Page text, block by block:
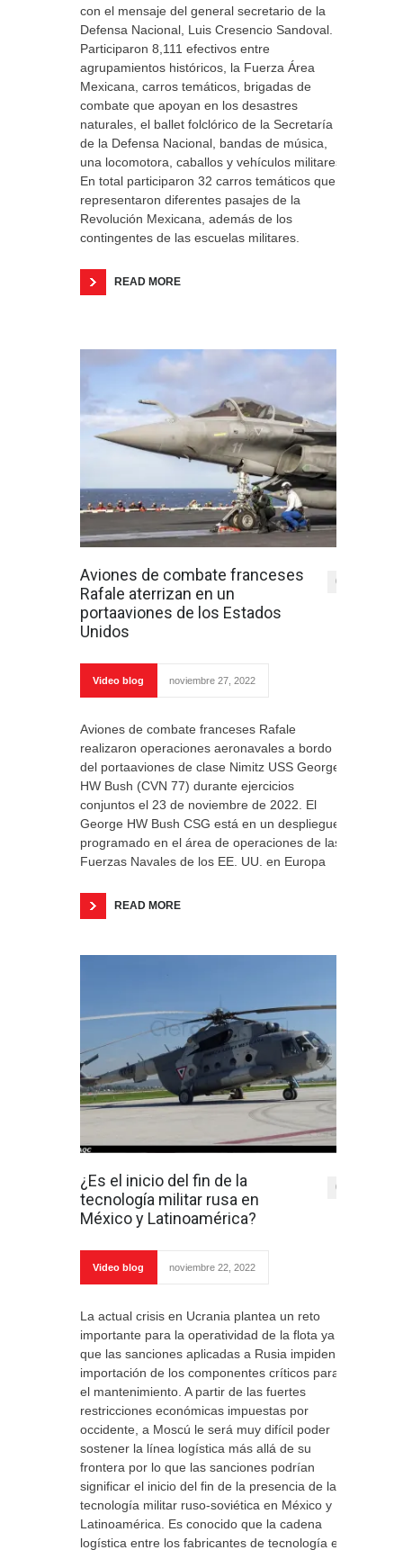
con el mensaje del general secretario de la
Defensa Nacional, Luis Cresencio Sandoval.
Participaron 8,111 efectivos entre
agrupamientos históricos, la Fuerza Área
Mexicana, carros temáticos, brigadas de
combate que apoyan en los desastres
naturales, el ballet folclórico de la Secretaría
de la Defensa Nacional, bandas de música,
una locomotora, caballos y vehículos militares.
En total participaron 32 carros temáticos que
representaron diferentes pasajes de la
Revolución Mexicana, además de los
contingentes de las escuelas militares.
READ MORE
Aviones de combate franceses
Rafale aterrizan en un
portaaviones de los Estados
Unidos
0
Video blog noviembre 27, 2022
Aviones de combate franceses Rafale
realizaron operaciones aeronavales a bordo
del portaaviones de clase Nimitz USS George
HW Bush (CVN 77) durante ejercicios
conjuntos el 23 de noviembre de 2022. El
George HW Bush CSG está en un despliegue
programado en el área de operaciones de las
Fuerzas Navales de los EE. UU. en Europa
READ MORE
¿Es el inicio del fin de la
tecnología militar rusa en
México y Latinoamérica?
0
Video blog noviembre 22, 2022
La actual crisis en Ucrania plantea un reto
importante para la operatividad de la flota ya
que las sanciones aplicadas a Rusia impiden la
importación de los componentes críticos para
el mantenimiento. A partir de las fuertes
restricciones económicas impuestas por
occidente, a Moscú le será muy difícil poder
sostener la línea logística más allá de su
frontera por lo que las sanciones podrían
significar el inicio del fin de la presencia de la
tecnología militar ruso-soviética en México y
Latinoamérica. Es conocido que la cadena
logística entre los fabricantes de tecnología en